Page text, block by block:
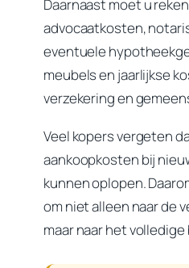
Daarnaast moet u
advocaatkosten,
eventuele
meubels en jaarlijkse
verzekering en
Veel kopers vergeten
aankoopkosten bij
kunnen oplopen.
om niet alleen naar de
maar naar het